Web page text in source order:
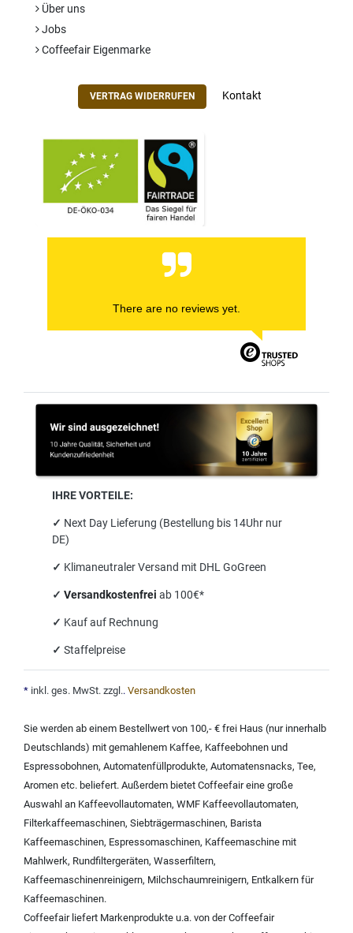
Über uns
Jobs
Coffeefair Eigenmarke
VERTRAG WIDERRUFEN Kontakt
There are no reviews yet.
IHRE VORTEILE:
✓ Next Day Lieferung (Bestellung bis 14Uhr nur
DE)
✓ Klimaneutraler Versand mit DHL GoGreen
✓ Versandkostenfrei ab 100€*
✓ Kauf auf Rechnung
✓ Staffelpreise
* inkl. ges. MwSt. zzgl.. Versandkosten
Sie werden ab einem Bestellwert von 100,- € frei Haus (nur innerhalb
Deutschlands) mit gemahlenem Kaffee, Kaffeebohnen und
Espressobohnen, Automatenfüllprodukte, Automatensnacks, Tee,
Aromen etc. beliefert. Außerdem bietet Coffeefair eine große
Auswahl an Kaffeevollautomaten, WMF Kaffeevollautomaten,
Filterkaffeemaschinen, Siebträgermaschinen, Barista
Kaffeemaschinen, Espressomaschinen, Kaffeemaschine mit
Mahlwerk, Rundfiltergeräten, Wasserfiltern,
Kaffeemaschinenreinigern, Milchschaumreinigern, Entkalkern für
Kaffeemaschinen.
Coffeefair liefert Markenprodukte u.a. von derCoffeefair